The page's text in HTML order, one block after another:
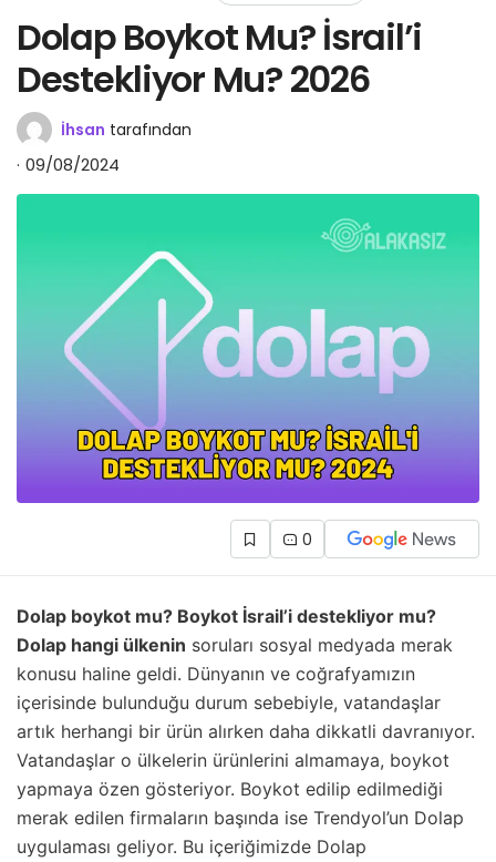
Dolap Boykot Mu? İsrail’i
Destekliyor Mu? 2026
İhsan tarafından
09/08/2024
0
Dolap boykot mu? Boykot İsrail’i destekliyor mu?
Dolap hangi ülkenin soruları sosyal medyada merak
konusu haline geldi. Dünyanın ve coğrafyamızın
içerisinde bulunduğu durum sebebiyle, vatandaşlar
artık herhangi bir ürün alırken daha dikkatli davranıyor.
Vatandaşlar o ülkelerin ürünlerini almamaya, boykot
yapmaya özen gösteriyor. Boykot edilip edilmediği
merak edilen firmaların başında ise Trendyol’un Dolap
uygulaması geliyor. Bu içeriğimizde Dolap